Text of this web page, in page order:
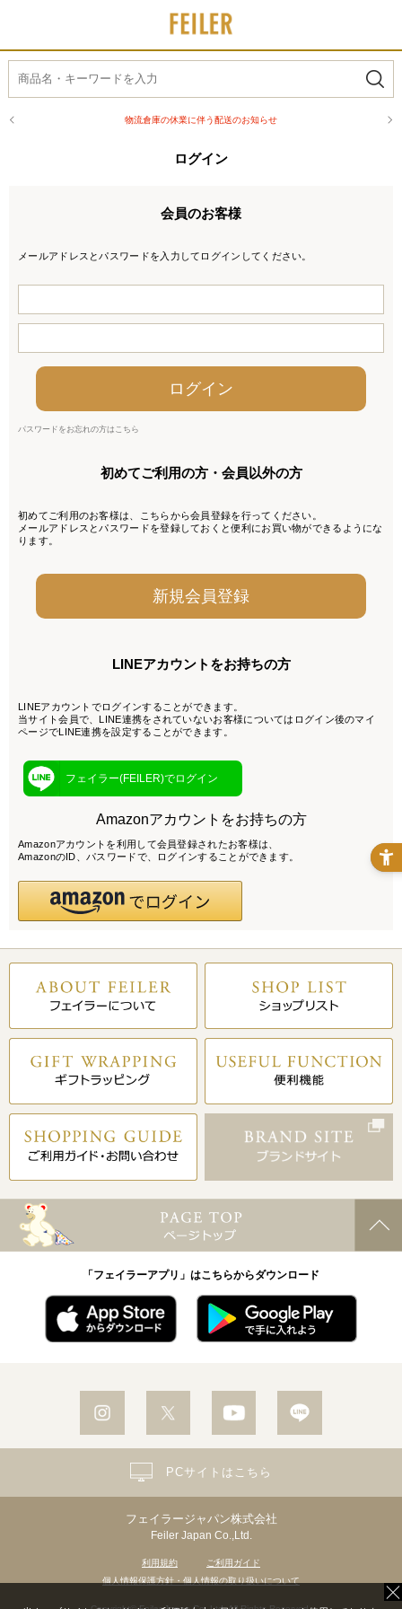
物流倉庫の休業に伴う配送のお知らせ
ログイン
会員のお客様
メールアドレスとパスワードを入力してログインしてください。
パスワードをお忘れの方はこちら
初めてご利用の方・会員以外の方
初めてご利用のお客様は、こちらから会員登録を行ってください。
メールアドレスとパスワードを登録しておくと便利にお買い物ができるようにな
ります。
LINEアカウントをお持ちの方
LINEアカウントでログインすることができます。
当サイト会員で、LINE連携をされていないお客様についてはログイン後のマイ
ページでLINE連携を設定することができます。
フェイラー(FEILER)でログイン
Amazonアカウントをお持ちの方
Amazonアカウントを利用して会員登録されたお客様は、
AmazonのID、パスワードで、ログインすることができます。
「フェイラーアプリ」はこちらからダウンロード
フェイラージャパン株式会社
Feiler Japan Co.,Ltd.
利用規約
ご利用ガイド
個人情報保護方針・個人情報の取り扱いについて
PCサイトはこちら